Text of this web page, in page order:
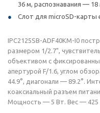
36 м, распознавания —
Слот для microSD-карты
IPC2125SB-ADF40KM-I0
размером 1/2.7",
объективом с
апертурой F/1.6, углом
44.9°, диагонали — 89.2°.
коаксиальный разъем
Мощность — 5 Вт. Вес — 425